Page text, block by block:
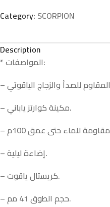
Category: SCORPION
Description
* المواصفات:
– مكينة كوارتز ياباني.
– إضاءة ليلية.
– كريستال ياقوت.
– حجم الطوق 41 مم.